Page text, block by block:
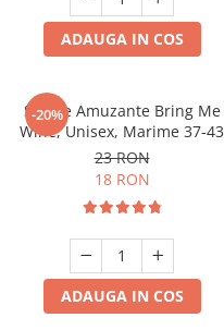
ADAUGA IN COS
-20%
Sosete Amuzante Bring Me
Wine, Unisex, Marime 37-43
23 RON
18 RON
ADAUGA IN COS